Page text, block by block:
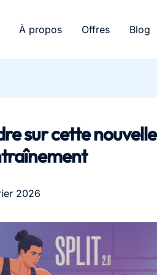
À propos Offres Blog
sur cette nouvelle
2026